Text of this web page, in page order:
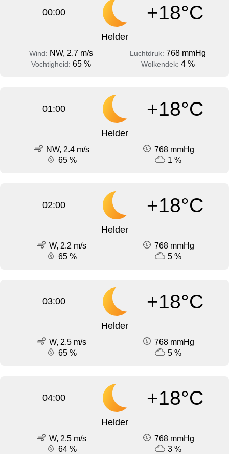
00:00 +18°C
Helder
Wind: NW, 2.7 m/s Luchtdruk: 768 mmHg
Vochtigheid: 65 % Wolkendek: 4 %
01:00 +18°C
Helder
NW, 2.4 m/s
768 mmHg
65 %
1 %
02:00 +18°C
Helder
W, 2.2 m/s
768 mmHg
65 %
5 %
03:00 +18°C
Helder
W, 2.5 m/s
768 mmHg
65 %
5 %
04:00 +18°C
Helder
W, 2.5 m/s
768 mmHg
64 %
3 %